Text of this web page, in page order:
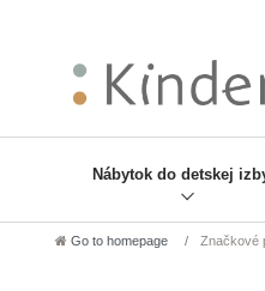
Nábytok do detskej
Go to homepage Značkové